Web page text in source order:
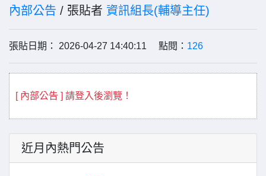
內部公告 / 張貼者 資訊組長(輔導主任)
張貼日期： 2026-04-27 14:40:11 點閱： 126
[ 內部公告 ] 請登入後瀏覽！
近月內熱門公告